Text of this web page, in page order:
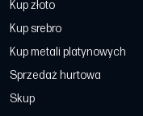
Kup złoto
Kup srebro
Kup metali platynowych
Sprzedaż hurtowa
Skup